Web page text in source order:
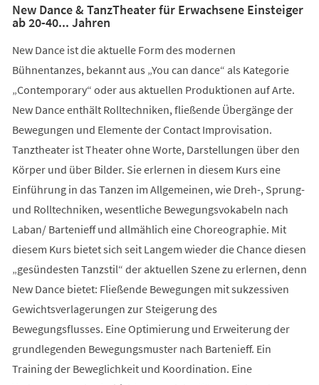
New Dance & TanzTheater für Erwachsene Einsteiger
ab 20-40... Jahren
New Dance ist die aktuelle Form des modernen
Bühnentanzes, bekannt aus „You can dance“ als Kategorie
„Contemporary“ oder aus aktuellen Produktionen auf Arte.
New Dance enthält Rolltechniken, fließende Übergänge der
Bewegungen und Elemente der Contact Improvisation.
Tanztheater ist Theater ohne Worte, Darstellungen über den
Körper und über Bilder. Sie erlernen in diesem Kurs eine
Einführung in das Tanzen im Allgemeinen, wie Dreh-, Sprung-
und Rolltechniken, wesentliche Bewegungsvokabeln nach
Laban/ Bartenieff und allmählich eine Choreographie. Mit
diesem Kurs bietet sich seit Langem wieder die Chance diesen
„gesündesten Tanzstil“ der aktuellen Szene zu erlernen, denn
New Dance bietet: Fließende Bewegungen mit sukzessiven
Gewichtsverlagerungen zur Steigerung des
Bewegungsflusses. Eine Optimierung und Erweiterung der
grundlegenden Bewegungsmuster nach Bartenieff. Ein
Training der Beweglichkeit und Koordination. Eine